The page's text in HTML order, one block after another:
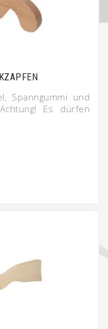
Spanngummi und
Es dürfen